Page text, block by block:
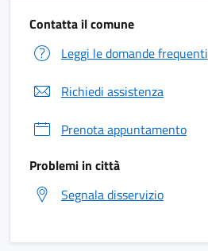
Contatta il comune
Leggi le domande frequenti
Richiedi assistenza
Prenota appuntamento
Problemi in città
Segnala disservizio